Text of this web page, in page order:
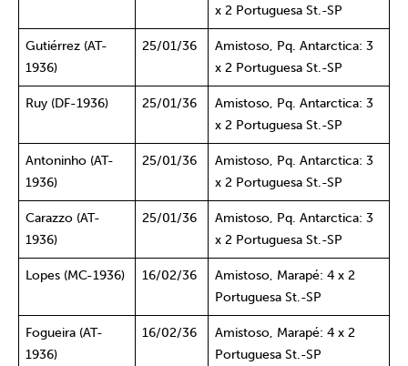
x 2 Portuguesa St.-SP
Gutiérrez (AT-
1936)
25/01/36
Amistoso, Pq. Antarctica: 3
x 2 Portuguesa St.-SP
Ruy (DF-1936) 25/01/36
Amistoso, Pq. Antarctica: 3
x 2 Portuguesa St.-SP
Antoninho (AT-
1936)
25/01/36
Amistoso, Pq. Antarctica: 3
x 2 Portuguesa St.-SP
Carazzo (AT-
1936)
25/01/36
Amistoso, Pq. Antarctica: 3
x 2 Portuguesa St.-SP
Lopes (MC-1936) 16/02/36
Amistoso, Marapé: 4 x 2
Portuguesa St.-SP
Fogueira (AT-
1936)
16/02/36
Amistoso, Marapé: 4 x 2
Portuguesa St.-SP